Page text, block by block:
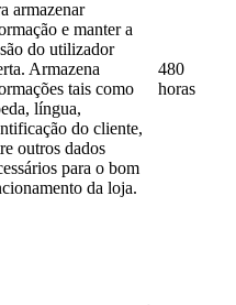
armazenar
e manter a
do utilizador
Armazena
tais como
língua,
do cliente,
outros dados
para o bom
da loja.
480
horas